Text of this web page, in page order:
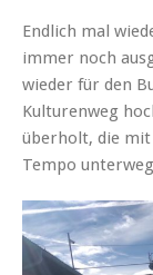
Endlich mal
immer noch
wieder für den
Kulturenweg
überholt, die
Tempo